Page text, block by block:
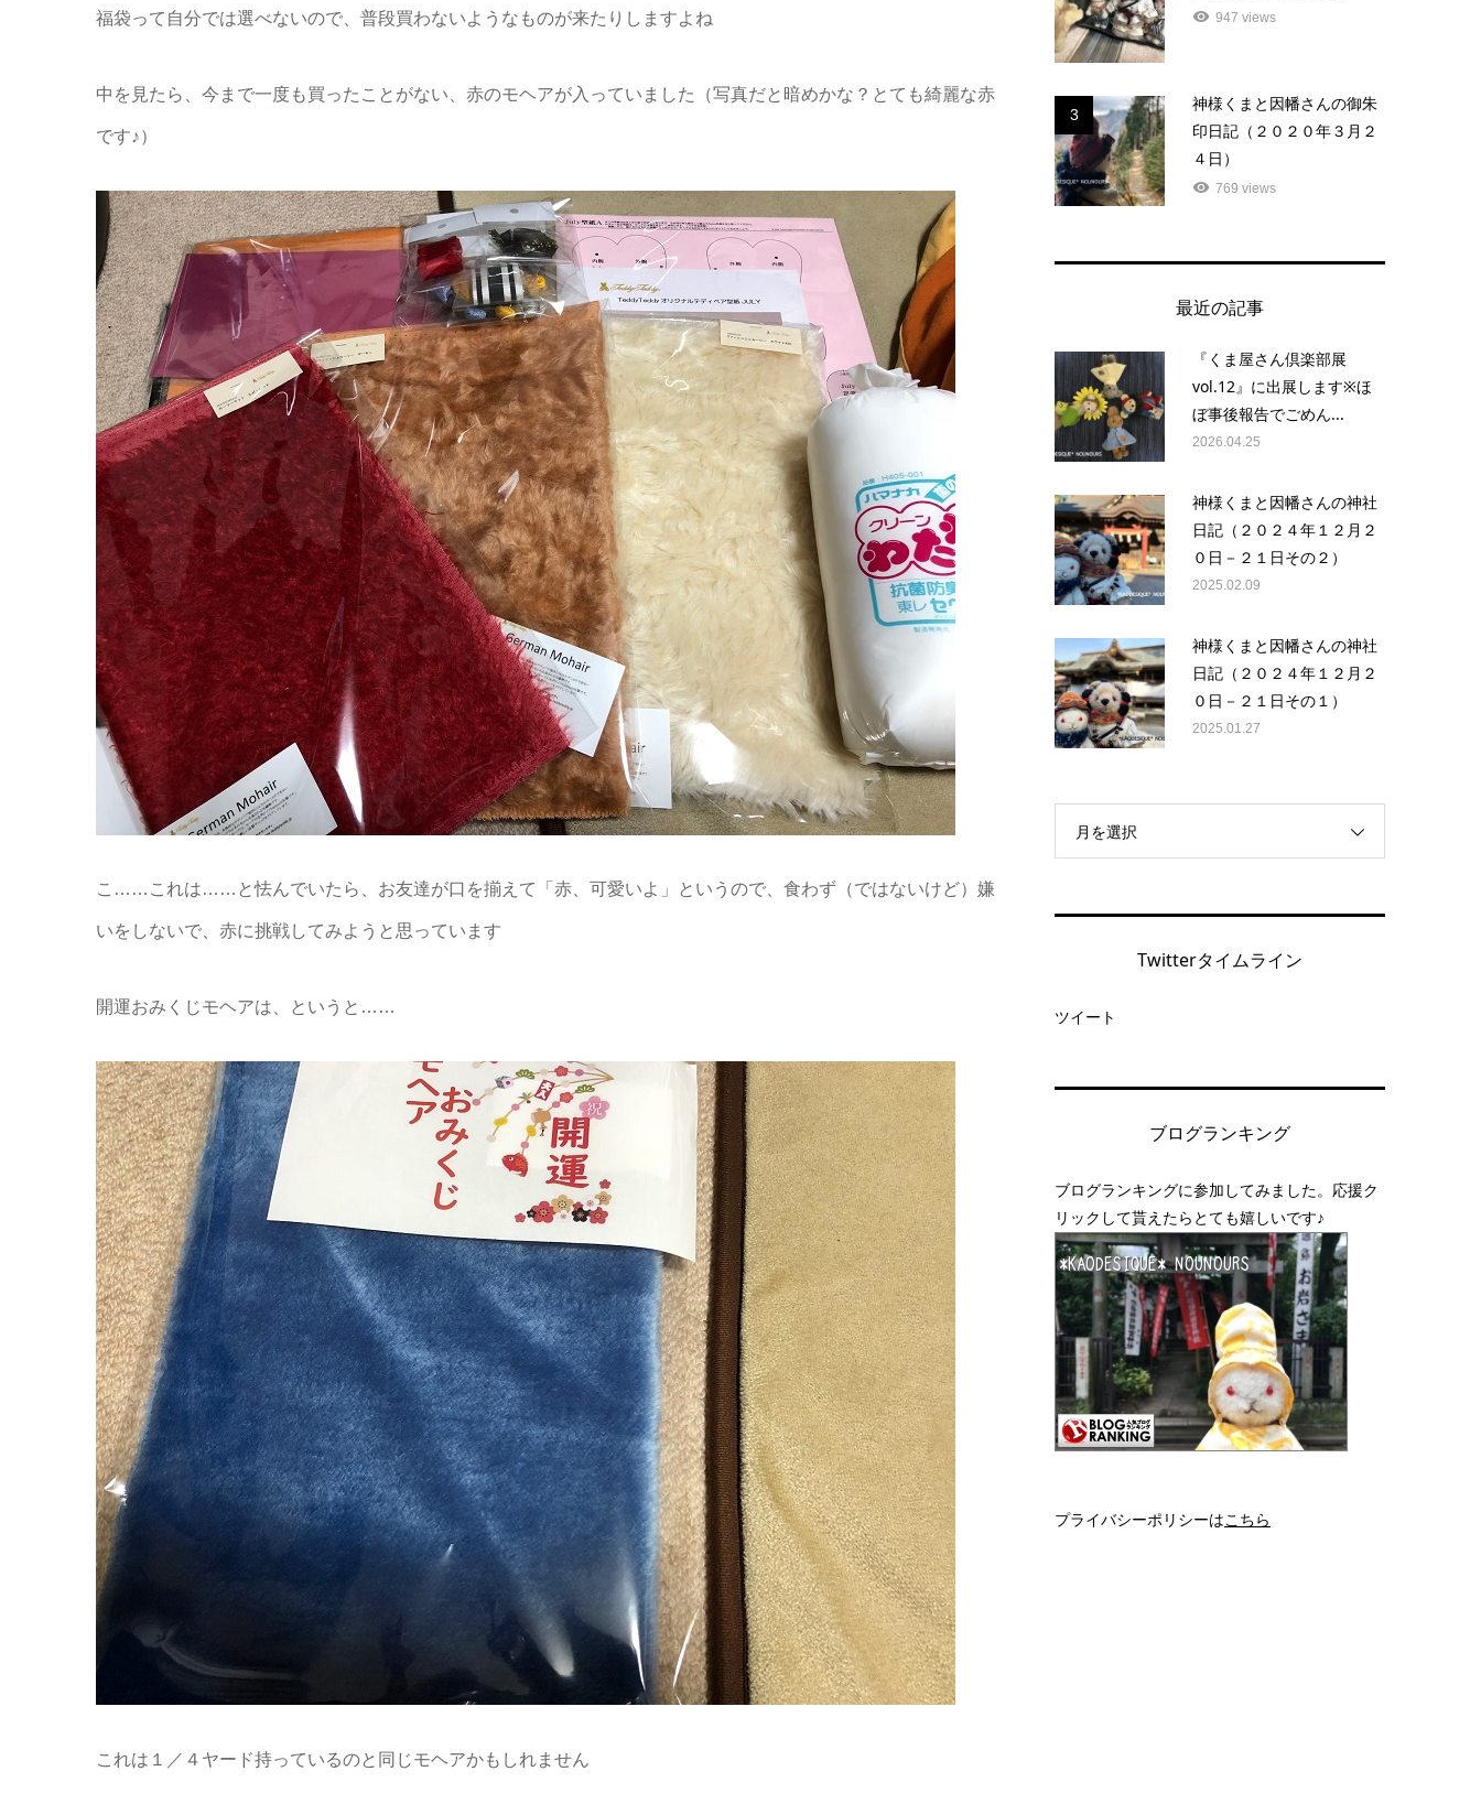
福袋って自分では選べないので、普段買わないようなものが来たりしますよね
中を見たら、今まで一度も買ったことがない、赤のモヘアが入っていました（写真だと暗めかな？とても綺麗な赤
です♪）
こ……これは……と怯んでいたら、お友達が口を揃えて「赤、可愛いよ」というので、食わず（ではないけど）嫌
いをしないで、赤に挑戦してみようと思っています
開運おみくじモヘアは、というと……
これは１／４ヤード持っているのと同じモヘアかもしれません
947 views
3
神様くまと因幡さんの御朱
印日記（２０２０年３月２
４日）
769 views
最近の記事
『くま屋さん倶楽部展
vol.12』に出展します※ほ
ぼ事後報告でごめん...
2026.04.25
神様くまと因幡さんの神社
日記（２０２４年１２月２
０日－２１日その２）
2025.02.09
神様くまと因幡さんの神社
日記（２０２４年１２月２
０日－２１日その１）
2025.01.27
月を選択
Twitterタイムライン
ツイート
ブログランキング
ブログランキングに参加してみました。応援ク
リックして貰えたらとても嬉しいです♪
プライバシーポリシーはこちら